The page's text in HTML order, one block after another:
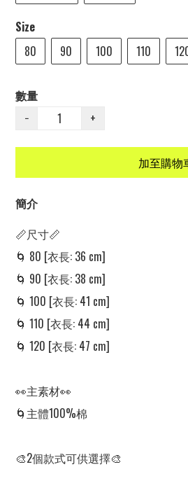
Size
80
90 100 110
數量
−
+
加至購物
簡介
📏尺寸📏
🌀 80 [衣長: 36 cm]
🌀 90 [衣長: 38 cm]
🌀 100 [衣長: 41 cm]
🌀 110 [衣長: 44 cm]
🌀 120 [衣長: 47 cm]
👀主素材👀
🌀主體100%棉
🎨2個款式可供選擇🎨